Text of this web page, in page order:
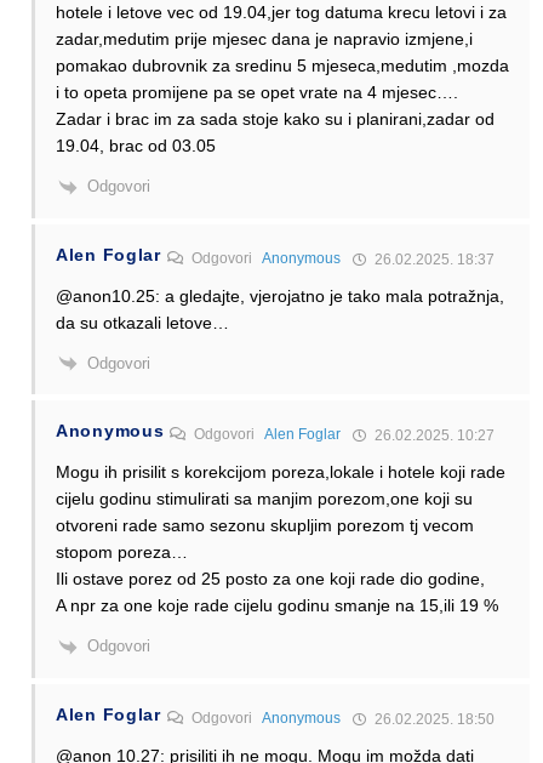
hotele i letove vec od 19.04,jer tog datuma krecu letovi i za
zadar,medutim prije mjesec dana je napravio izmjene,i
pomakao dubrovnik za sredinu 5 mjeseca,medutim ,mozda
i to opeta promijene pa se opet vrate na 4 mjesec….
Zadar i brac im za sada stoje kako su i planirani,zadar od
19.04, brac od 03.05
Odgovori
Alen Foglar Odgovori Anonymous 26.02.2025. 18:37
@anon10.25: a gledajte, vjerojatno je tako mala potražnja,
da su otkazali letove…
Odgovori
Anonymous OdgovoriAlen Foglar 26.02.2025. 10:27
Mogu ih prisilit s korekcijom poreza,lokale i hotele koji rade
cijelu godinu stimulirati sa manjim porezom,one koji su
otvoreni rade samo sezonu skupljim porezom tj vecom
stopom poreza…
Ili ostave porez od 25 posto za one koji rade dio godine,
A npr za one koje rade cijelu godinu smanje na 15,ili 19 %
Odgovori
Alen Foglar Odgovori Anonymous 26.02.2025. 18:50
@anon 10.27: prisiliti ih ne mogu. Mogu im možda dati